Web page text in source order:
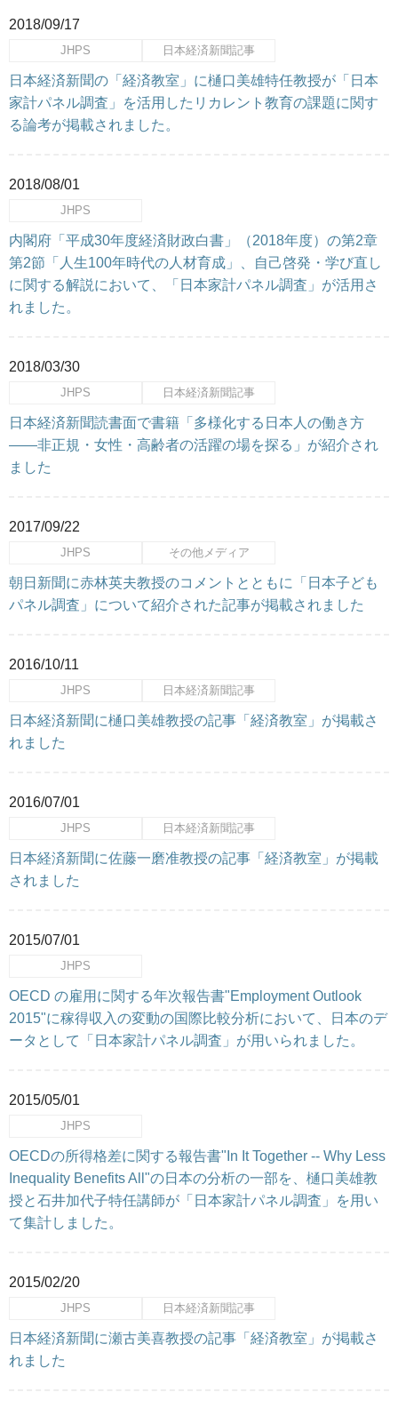
2018/09/17
JHPS 日本経済新聞記事
日本経済新聞の「経済教室」に樋口美雄特任教授が「日本
家計パネル調査」を活用したリカレント教育の課題に関す
る論考が掲載されました。
2018/08/01
JHPS
内閣府「平成30年度経済財政白書」（2018年度）の第2章
第2節「人生100年時代の人材育成」、自己啓発・学び直し
に関する解説において、「日本家計パネル調査」が活用さ
れました。
2018/03/30
JHPS 日本経済新聞記事
日本経済新聞読書面で書籍「多様化する日本人の働き方
――非正規・女性・高齢者の活躍の場を探る」が紹介され
ました
2017/09/22
JHPS その他メディア
朝日新聞に赤林英夫教授のコメントとともに「日本子ども
パネル調査」について紹介された記事が掲載されました
2016/10/11
JHPS 日本経済新聞記事
日本経済新聞に樋口美雄教授の記事「経済教室」が掲載さ
れました
2016/07/01
JHPS 日本経済新聞記事
日本経済新聞に佐藤一磨准教授の記事「経済教室」が掲載
されました
2015/07/01
JHPS
OECD の雇用に関する年次報告書"Employment Outlook
2015"に稼得収入の変動の国際比較分析において、日本のデ
ータとして「日本家計パネル調査」が用いられました。
2015/05/01
JHPS
OECDの所得格差に関する報告書"In It Together -- Why Less
Inequality Benefits All"の日本の分析の一部を、樋口美雄教
授と石井加代子特任講師が「日本家計パネル調査」を用い
て集計しました。
2015/02/20
JHPS 日本経済新聞記事
日本経済新聞に瀬古美喜教授の記事「経済教室」が掲載さ
れました